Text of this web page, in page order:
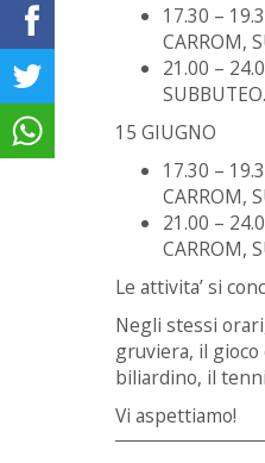
17.30 –
CARROM,
21.00 –
SUBBUTEO.
15 GIUGNO
17.30 –
CARROM,
21.00 –
CARROM,
Le attivita’ si
Negli stessi
gruviera, il gioco
biliardino, il
Vi aspettiamo!